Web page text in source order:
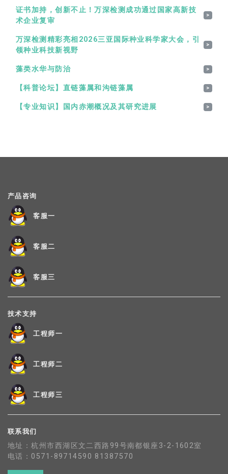
证书加持，创新不止！万深检测成功通过国家高新技
术企业复审
>
万深检测精彩亮相2026三亚国际种业科学家大会，引
领种业科技新视野
>
藻类水华与防治 >
【科普论坛】直链藻属和沟链藻属 >
【专业知识】国内赤潮概况及其研究进展 >
产品咨询
客服一
客服二
客服三
技术支持
工程师一
工程师二
工程师三
联系我们
地址：杭州市西湖区文二西路99号南都银座3-2-1602室
电话：0571-89714590 81387570